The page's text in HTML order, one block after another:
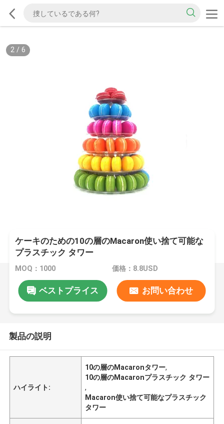
2/ 6
ケーキのための10の層のMacaron使い捨て可能な
プラスチック タワー
MOQ：1000 価格：8.8USD
ベストプライス お問い合わせ
製品の説明
ハイライト:
10の層のMacaronタワー,
10の層のMacaronプラスチック タワー
,
Macaron使い捨て可能なプラスチック
タワー